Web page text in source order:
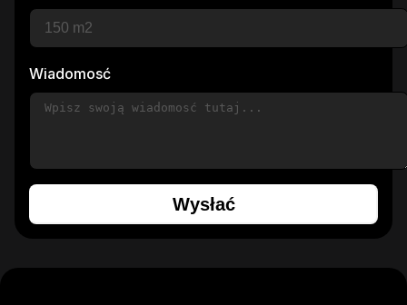
Wiadomosć
Wysłać